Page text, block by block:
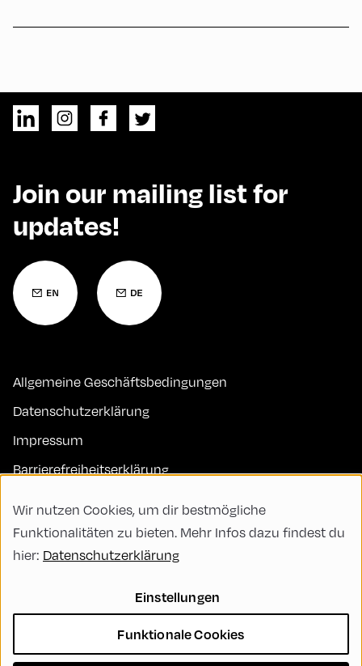
Join our mailing list for
updates!
Allgemeine Geschäftsbedingungen
Datenschutzerklärung
Impressum
Barrierefreiheitserklärung
FAQs
Code of Conduct
Nachhaltigkeit
Vielfalt, Gleichberechtigung und Inklusion
Wir nutzen Cookies, um dir bestmögliche
Funktionalitäten zu bieten. Mehr Infos dazu findest du
hier: Datenschutzerklärung
Einstellungen
Funktionale Cookies